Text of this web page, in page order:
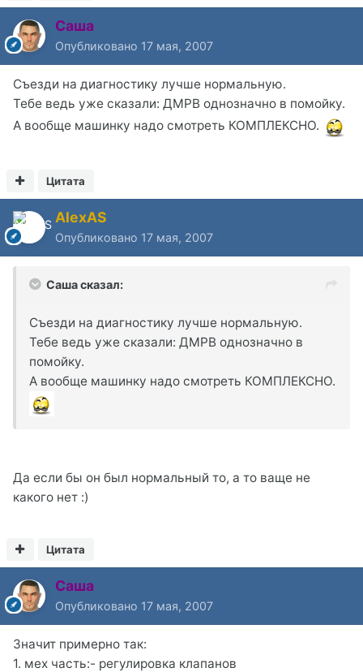
Саша
Опубликовано 17 мая, 2007
Съезди на диагностику лучше нормальную.
Тебе ведь уже сказали: ДМРВ однозначно в помойку.
А вообще машинку надо смотреть КОМПЛЕКСНО.
Цитата
AlexAS
Опубликовано 17 мая, 2007
Саша сказал:
Съезди на диагностику лучше нормальную.
Тебе ведь уже сказали: ДМРВ однозначно в
помойку.
А вообще машинку надо смотреть КОМПЛЕКСНО.
Да если бы он был нормальный то, а то ваще не
какого нет :)
Цитата
Саша
Опубликовано 17 мая, 2007
Значит примерно так:
1. мех часть:- регулировка клапанов